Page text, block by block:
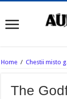
Home / Chestii misto
The